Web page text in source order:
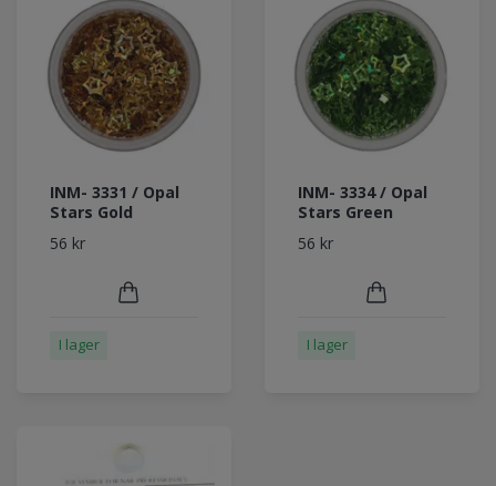
INM- 3331 / Opal
Stars Gold
56 kr
I lager
INM- 3334 / Opal
Stars Green
56 kr
I lager